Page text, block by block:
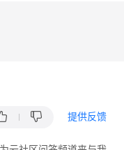
提供反馈